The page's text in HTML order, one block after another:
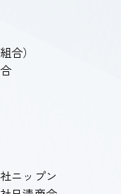
合）
ニップン